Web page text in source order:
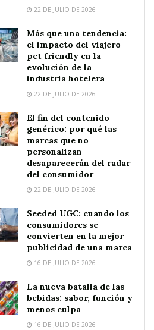
22 DE JULIO DE 2026
Más que una tendencia:
el impacto del viajero
pet friendly en la
evolución de la
industria hotelera
22 DE JULIO DE 2026
El fin del contenido
genérico: por qué las
marcas que no
personalizan
desaparecerán del radar
del consumidor
22 DE JULIO DE 2026
Seeded UGC: cuando los
consumidores se
convierten en la mejor
publicidad de una marca
16 DE JULIO DE 2026
La nueva batalla de las
bebidas: sabor, función y
menos culpa
16 DE JULIO DE 2026